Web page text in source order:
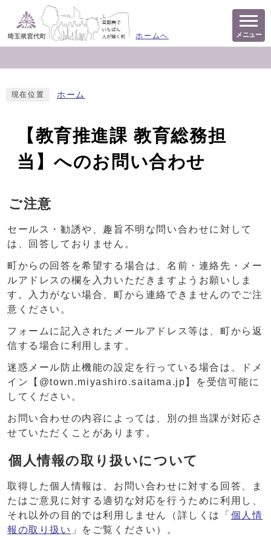
ホームへ メニュー
現在位置 ホーム
【教育推進課 教育総務担
当】へのお問い合わせ
ご注意
セールス・勧誘や、趣旨不明な問い合わせに対して
は、回答しておりません。
町からの回答を希望する場合は、名前・連絡先・メー
ルアドレスの欄を入力いただきますようお願いしま
す。入力がない場合、町から連絡できませんのでご注
意ください。
フォームに記入されたメールアドレス等は、町から返
信する場合に利用します。
迷惑メール防止機能の設定を行っている場合は、ドメ
イン【@town.miyashiro.saitama.jp】を受信可能に
してください。
お問い合わせの内容によっては、別の担当課が対応さ
せていただくことがあります。
個人情報の取り扱いについて
取得した個人情報は、お問い合わせに対する回答、ま
たはご意見に対する適切な対応を行うために利用し、
それ以外の目的では利用しません（詳しくは「 個人情
報の取り扱い 」をご覧ください）。